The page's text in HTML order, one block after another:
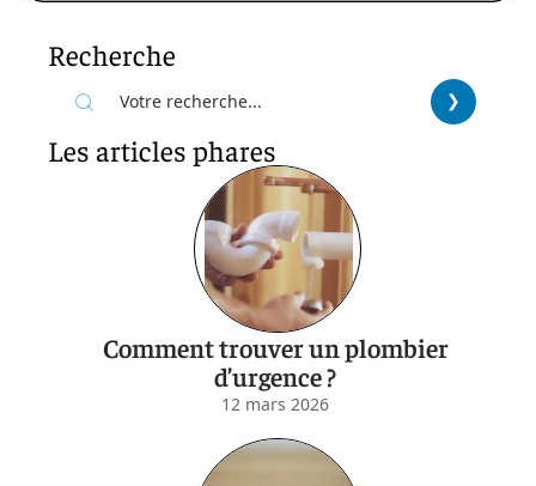
Recherche
Les articles phares
Comment trouver un plombier
d’urgence ?
12 mars 2026